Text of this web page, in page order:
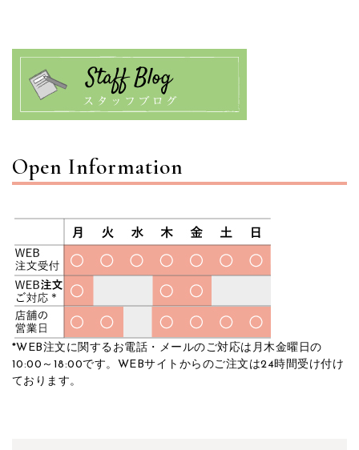
Open Information
*WEB注文に関するお電話・メールのご対応は月木金曜日の
10:00～18:00です。WEBサイトからのご注文は24時間受け付け
ております。